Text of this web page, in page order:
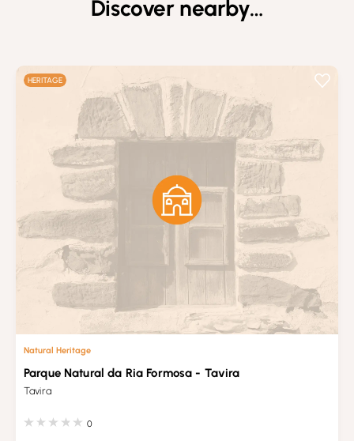
Discover nearby…
HERITAGE
Natural Heritage
Parque Natural da Ria Formosa - Tavira
Tavira
0